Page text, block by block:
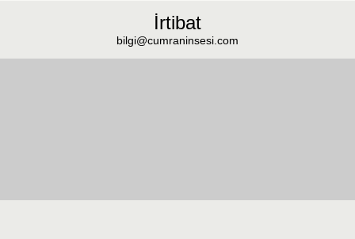
İrtibat
bilgi@cumraninsesi.com